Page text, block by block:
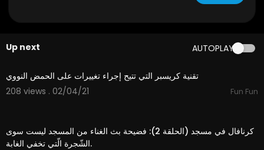
Up next AUTOPLAY
15:46
تقنية كريسبر التي تتيح إجراء تغييرات على الحمض النووي
208 views . 02/04/21
Fun Fun
كرنافال في مسجد (الحلقة 2): فضيحة بث الغناء من المسجد ليست سوى
الشّجرة الّتي تخفي الغابة.